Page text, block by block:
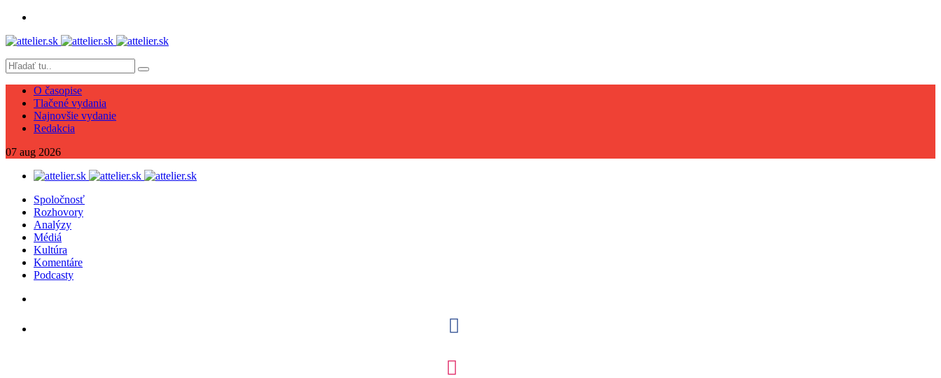
O časopise
Tlačené vydania
Najnovšie vydanie
Redakcia
07 aug 2026
Spoločnosť
Rozhovory
Analýzy
Médiá
Kultúra
Komentáre
Podcasty